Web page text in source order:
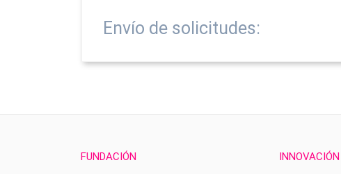
Envío de solicitudes:
FUNDACIÓN
INNOVACIÓN